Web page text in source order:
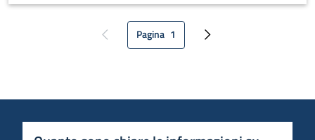
in un’area urbana per facilitare la scelta di un luogo.
Pagina precedentePagina attuale
Pagina 1 Pagina successiva